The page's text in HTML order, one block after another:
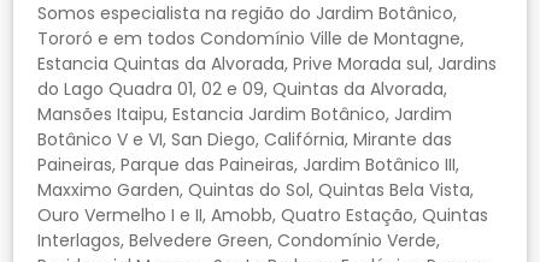
Somos especialista na região do Jardim Botânico,
Tororó e em todos Condomínio Ville de Montagne,
Estancia Quintas da Alvorada, Prive Morada sul, Jardins
do Lago Quadra 01, 02 e 09, Quintas da Alvorada,
Mansões Itaipu, Estancia Jardim Botânico, Jardim
Botânico V e VI, San Diego, Califórnia, Mirante das
Paineiras, Parque das Paineiras, Jardim Botânico III,
Maxximo Garden, Quintas do Sol, Quintas Bela Vista,
Ouro Vermelho I e II, Amobb, Quatro Estação, Quintas
Interlagos, Belvedere Green, Condomínio Verde,